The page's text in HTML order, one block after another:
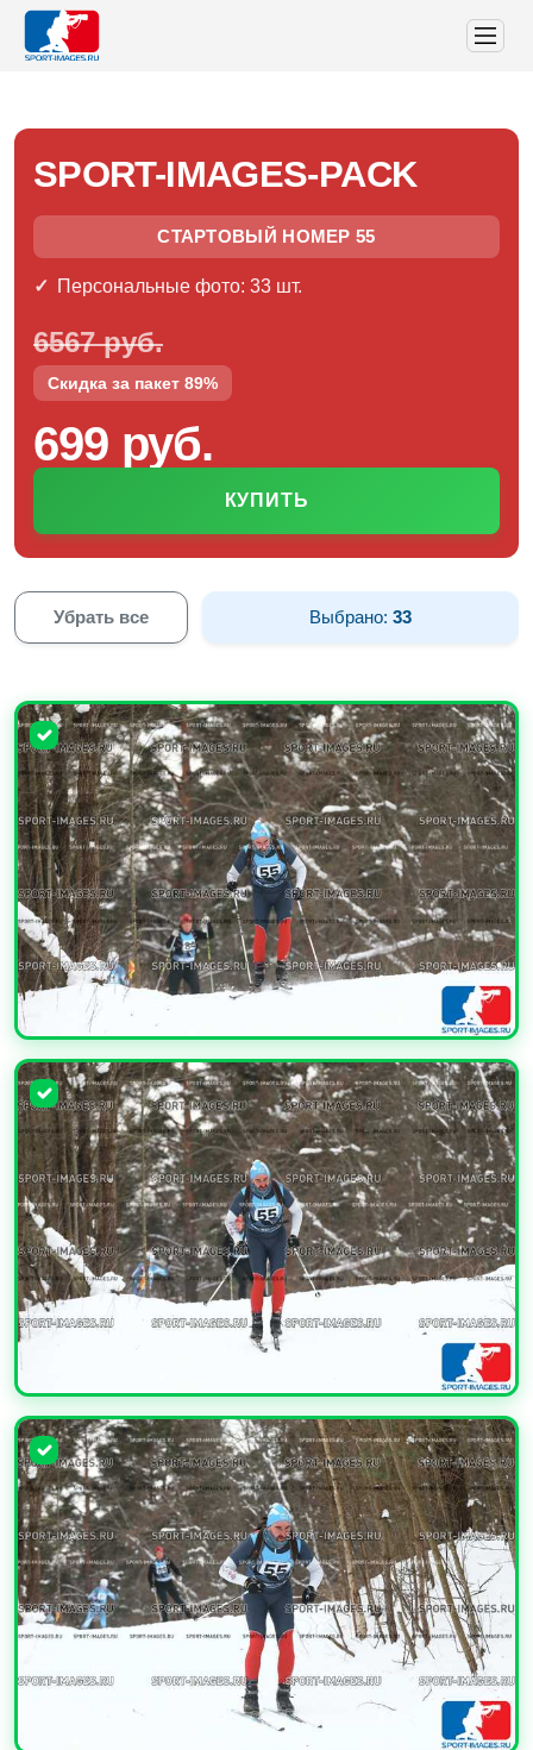
SPORT-IMAGES-PACK
СТАРТОВЫЙ НОМЕР 55
Персональные фото: 33 шт.
6567 руб.
Скидка за пакет 89%
699 руб.
КУПИТЬ
Убрать все Выбрано:33
УВЕЛИЧИТЬ
УВЕЛИЧИТЬ